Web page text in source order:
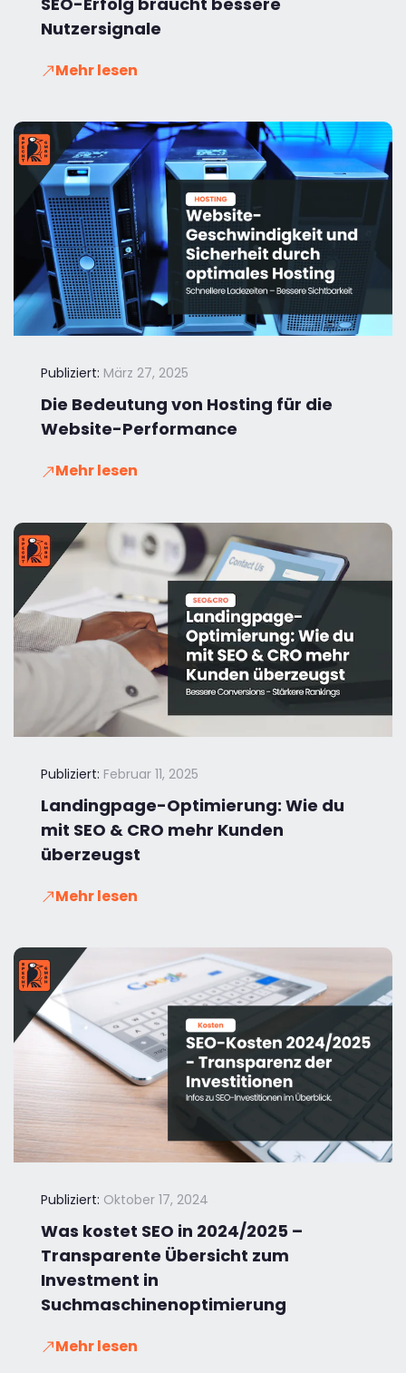
Nutzersignale
Mehr lesen
Publiziert: März 27, 2025
Die Bedeutung von Hosting für die
Website-Performance
Mehr lesen
Publiziert: Februar 11, 2025
Landingpage-Optimierung: Wie du
mit SEO & CRO mehr Kunden
überzeugst
Mehr lesen
Publiziert: Oktober 17, 2024
Was kostet SEO in 2024/2025 –
Transparente Übersicht zum
Investment in
Suchmaschinenoptimierung
Mehr lesen